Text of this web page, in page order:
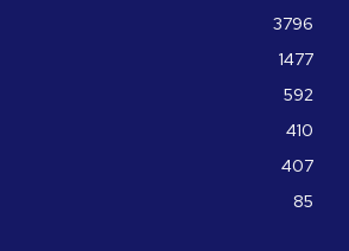
3796
1477
592
410
407
85